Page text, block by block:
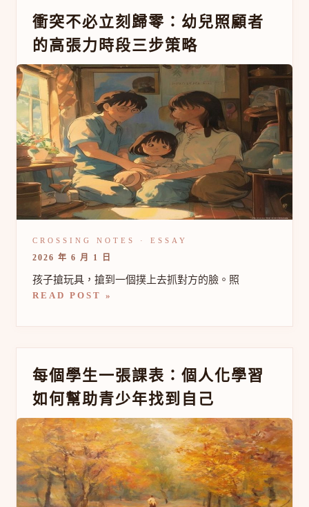
衝突不必立刻歸零：幼兒照顧者
的高張力時段三步策略
2026 年 6 月 1 日
孩子搶玩具，搶到一個撲上去抓對方的臉。照
衝
突
不
必
立
刻
歸
零：
幼
兒
照
顧
者
的
高
張
時
段
步
策
READ POST »
每個學生一張課表：個人化學習
如何幫助青少年找到自己
每
個
學
生
一
張
課
表：
個
人
化